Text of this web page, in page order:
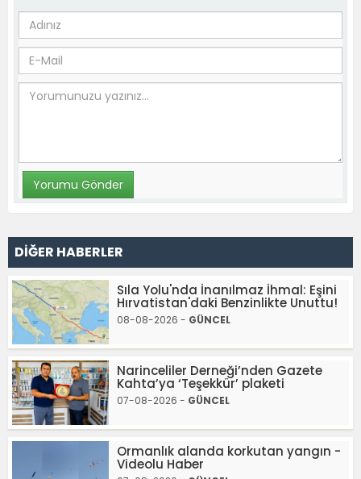
DİĞER HABERLER
Sıla Yolu'nda İnanılmaz İhmal: Eşini
Hırvatistan'daki Benzinlikte Unuttu!
08-08-2026 - GÜNCEL
Narinceliler Derneği’nden Gazete
Kahta’ya ‘Teşekkür’ plaketi
07-08-2026 - GÜNCEL
Ormanlık alanda korkutan yangın -
Videolu Haber